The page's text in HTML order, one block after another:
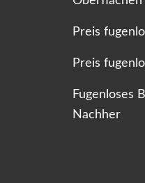
Preis
Preis
Fugenloses
Nachher